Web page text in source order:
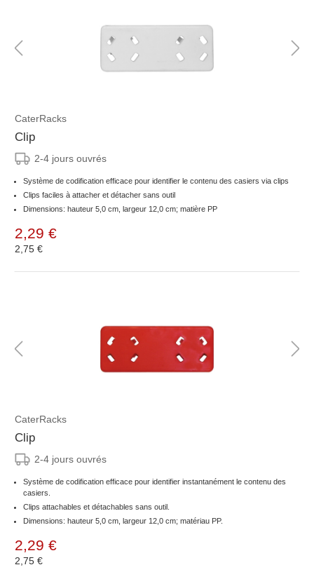
CaterRacks
Clip
2-4 jours ouvrés
Système de codification efficace pour identifier le contenu des casiers via clips
Clips faciles à attacher et détacher sans outil
Dimensions: hauteur 5,0 cm, largeur 12,0 cm; matière PP
2,29 €
2,75 €
CaterRacks
Clip
2-4 jours ouvrés
Système de codification efficace pour identifier instantanément le contenu des
casiers.
Clips attachables et détachables sans outil.
Dimensions: hauteur 5,0 cm, largeur 12,0 cm; matériau PP.
2,29 €
2,75 €